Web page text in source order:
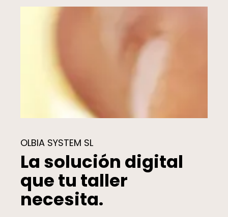
OLBIA SYSTEM SL
La solución digital
que tu taller
necesita.